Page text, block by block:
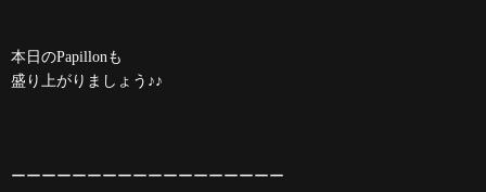
本日のPapillonも
盛り上がりましょう♪♪
ーーーーーーーーーーーーーーーーーー